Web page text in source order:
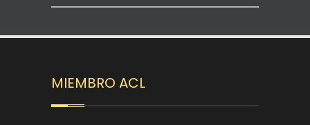
MIEMBRO ACL